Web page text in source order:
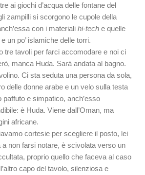
ai giochi d’acqua delle fontane del
zampilli si scorgono le cupole della
con i materiali hi-tech e quelle
un po’ islamiche delle torri.
tre tavoli per farci accomodare e noi ci
manca Huda. Sarà andata al bagno.
Ci sta seduta una persona da sola,
delle donne arabe e un velo sulla testa
e simpatico, anch’esso
è Huda. Viene dall’Oman, ma
africane.
cortesie per scegliere il posto, lei
a non farsi notare, è scivolata verso un
proprio quello che faceva al caso
capo del tavolo, silenziosa e